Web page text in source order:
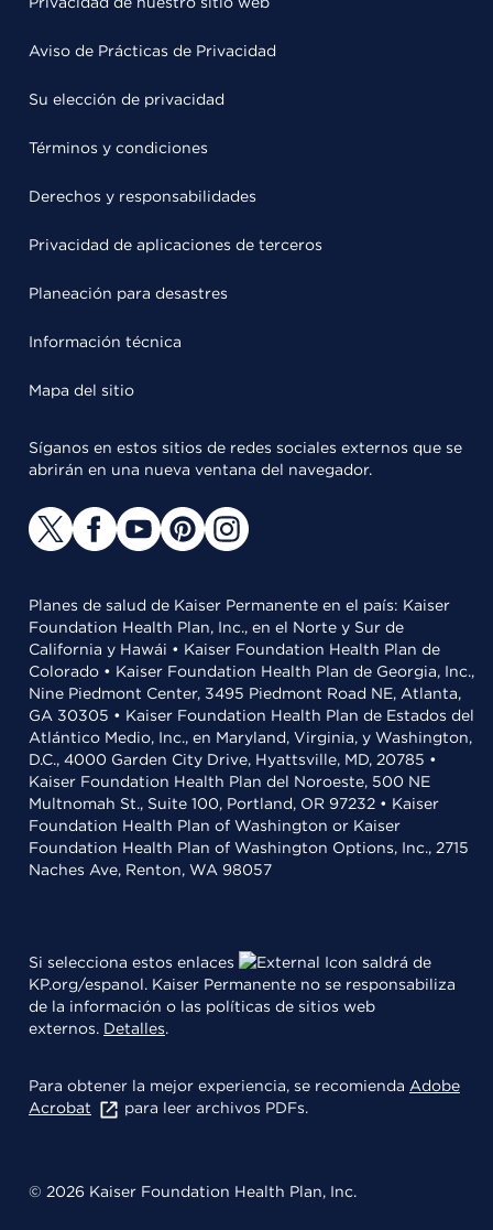
Aviso de Prácticas de Privacidad
Su elección de privacidad
Términos y condiciones
Derechos y responsabilidades
Privacidad de aplicaciones de terceros
Planeación para desastres
Información técnica
Mapa del sitio
Síganos en estos sitios de redes sociales externos que se
abrirán en una nueva ventana del navegador.
Planes de salud de Kaiser Permanente en el país: Kaiser
Foundation Health Plan, Inc., en el Norte y Sur de
California y Hawái • Kaiser Foundation Health Plan de
Colorado • Kaiser Foundation Health Plan de Georgia, Inc.,
Nine Piedmont Center, 3495 Piedmont Road NE, Atlanta,
GA 30305 • Kaiser Foundation Health Plan de Estados del
Atlántico Medio, Inc., en Maryland, Virginia, y Washington,
D.C., 4000 Garden City Drive, Hyattsville, MD, 20785 •
Kaiser Foundation Health Plan del Noroeste, 500 NE
Multnomah St., Suite 100, Portland, OR 97232 • Kaiser
Foundation Health Plan of Washington or Kaiser
Foundation Health Plan of Washington Options, Inc., 2715
Naches Ave, Renton, WA 98057
Si selecciona estos enlaces
saldrá de
KP.org/espanol. Kaiser Permanente no se responsabiliza
de la información o las políticas de sitios web
externos. Detalles.
Para obtener la mejor experiencia, se recomienda Adobe
Acrobat
para leer archivos PDFs.
© 2026 Kaiser Foundation Health Plan, Inc.